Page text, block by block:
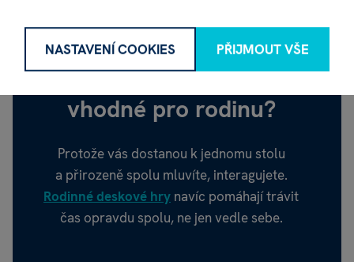
Proč jsou deskové hry
vhodné pro rodinu?
Protože vás dostanou k jednomu stolu
a přirozeně spolu mluvíte, interagujete.
Rodinné deskové hry navíc pomáhají trávit
čas opravdu spolu, ne jen vedle sebe.
NASTAVENÍ COOKIES PŘIJMOUT VŠE